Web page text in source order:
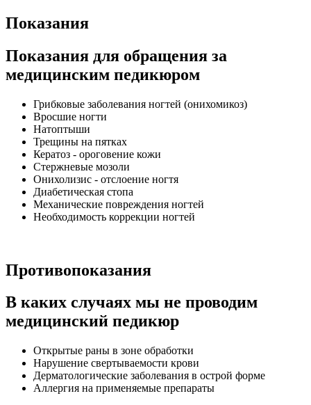
Показания
Показания для обращения за
медицинским педикюром
Грибковые заболевания ногтей (онихомикоз)
Вросшие ногти
Натоптыши
Трещины на пятках
Кератоз - ороговение кожи
Стержневые мозоли
Онихолизис - отслоение ногтя
Диабетическая стопа
Механические повреждения ногтей
Необходимость коррекции ногтей
Противопоказания
В каких случаях мы не проводим
медицинский педикюр
Открытые раны в зоне обработки
Нарушение свертываемости крови
Дерматологические заболевания в острой форме
Аллергия на применяемые препараты